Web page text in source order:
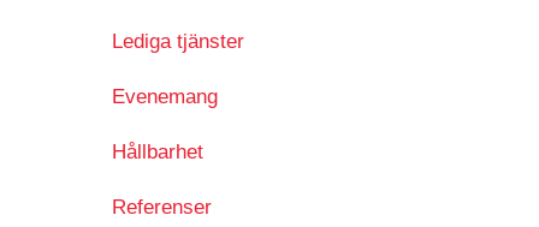
Lediga tjänster
Evenemang
Hållbarhet
Referenser